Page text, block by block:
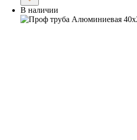
В наличии